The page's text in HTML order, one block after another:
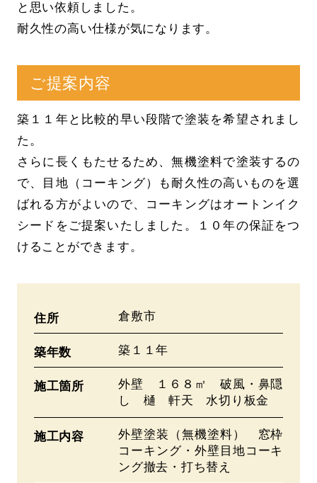
と思い依頼しました。
耐久性の高い仕様が気になります。
ご提案内容
築１１年と比較的早い段階で塗装を希望されまし
た。
さらに長くもたせるため、無機塗料で塗装するの
で、目地（コーキング）も耐久性の高いものを選
ばれる方がよいので、コーキングはオートンイク
シードをご提案いたしました。１０年の保証をつ
けることができます。
住所 倉敷市
築年数 築１１年
施工箇所
外壁 １６８㎡ 破風・鼻隠
し 樋 軒天 水切り板金
施工内容
外壁塗装（無機塗料） 窓枠
コーキング・外壁目地コーキ
ング撤去・打ち替え